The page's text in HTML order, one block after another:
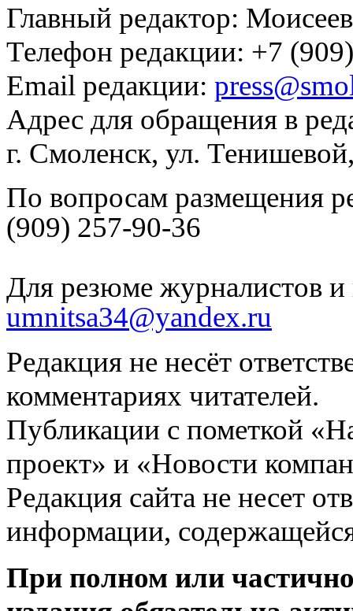
Главный редактор:
Телефон редакции: +7
Email редакции:
Адрес для обращения в
г. Смоленск, ул.
По вопросам размещения
(909) 257-90-36
Для резюме журналистов и
umnitsa34@yandex.ru
Редакция не несёт
комментариях читателей.
Публикации с пометкой
проект» и «Новости
Редакция сайта не несет
информации,
При полном или